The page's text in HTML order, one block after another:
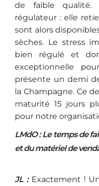
de faible
régulateur : elle
sont alors
sèches. Le stress
bien régulé et
exceptionnelle
présente un demi
la Champagne. Ce
maturité 15 jours
pour notre
LMdO : Le temps de
et du matériel de
JL :Exactement !